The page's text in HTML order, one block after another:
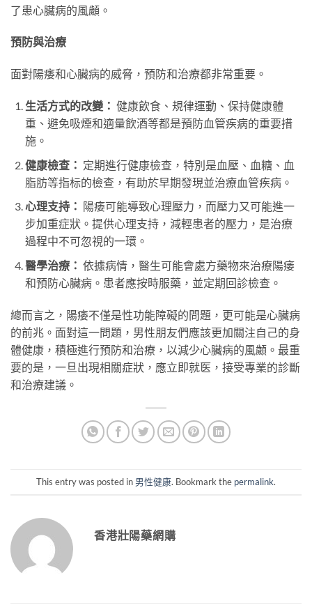
了患心臟病的風顪。
預防與治療
面對陽痿和心臟病的威脅，預防和治療都非常重要。
生活方式的改變： 健康飲食、規律運動、保持健康體
重、避免吸煙和適量飲酒等都是預防血管疾病的重要措
施。
健康檢查： 定期進行健康檢查，特別是血壓、血糖、血
脂肪等指标的檢查，有助於早期發現並治療血管疾病。
心理支持： 陽痿可能導致心理壓力，而壓力又可能進一
步加重症狀。提供心理支持，減輕患者的壓力，是治療
過程中不可忽視的一環。
醫學治療： 依據病情，醫生可能會處方藥物來治療陽痿
和預防心臟病。患者應按時服藥，並定期回診檢查。
總而言之，陽痿不僅是性功能障礙的問題，更可能是心臟病
的前兆。面對這一問題，男性朋友們應該更加關注自己的身
體健康，積極進行預防和治療，以減少心臟病的風顪。最重
要的是，一旦出現相關症狀，應立即就医，接受專業的診斷
和治療建議。
This entry was posted in 男性健康. Bookmark the permalink.
香港壯陽藥網購